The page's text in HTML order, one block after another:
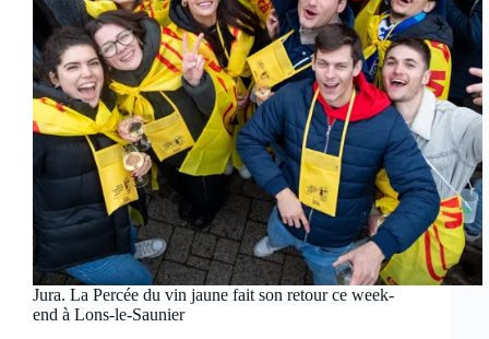
Jura. La Percée du vin jaune fait son retour ce week-
end à Lons-le-Saunier